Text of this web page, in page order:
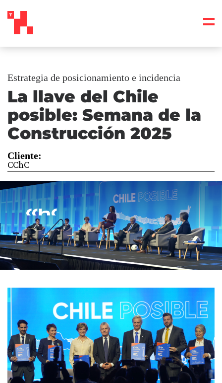
Estrategia de posicionamiento e incidencia
La llave del Chile
posible: Semana de la
Construcción 2025
Cliente:
CChC